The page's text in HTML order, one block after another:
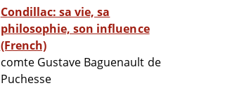
Condillac: sa vie, sa
philosophie, son influence
(French)
comte Gustave Baguenault de
Puchesse